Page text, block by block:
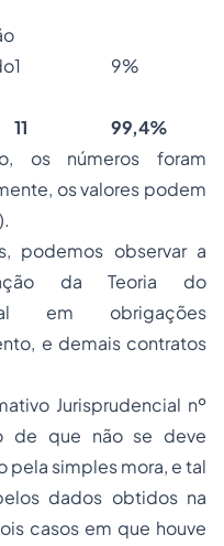
1 9%
11
99,4%
os números foram
os valores podem
podemos observar a
da Teoria do
em obrigações
e demais contratos
Jurisprudencial nº
de que não se deve
pela simples mora, e tal
dados obtidos na
casos em que houve